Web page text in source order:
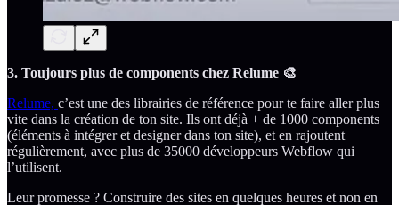
3. Toujours plus de components chez Relume 🎨
Relume, c’est une des librairies de référence pour te faire aller plus
vite dans la création de ton site. Ils ont déjà + de 1000 components
(éléments à intégrer et designer dans ton site), et en rajoutent
régulièrement, avec plus de 35000 développeurs Webflow qui
l’utilisent.
Leur promesse ? Construire des sites en quelques heures et non en